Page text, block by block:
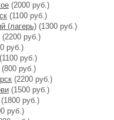
(2000 руб.)
(1100 руб.)
(лагерь) (1300 руб.)
(2200 руб.)
руб.)
(1100 руб.)
(800 руб.)
(2200 руб.)
(1500 руб.)
(1800 руб.)
руб.)